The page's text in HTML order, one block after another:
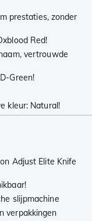
prestaties, zonder
Red!
vertrouwde
Green!
kleur: Natural!
Adjust Elite Knife
slijpmachine
verpakkingen